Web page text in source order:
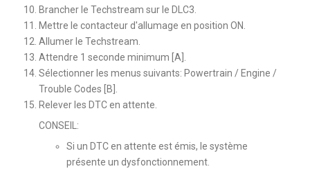
Brancher le Techstream sur le DLC3.
Mettre le contacteur d'allumage en position ON.
Allumer le Techstream.
Attendre 1 seconde minimum [A].
Sélectionner les menus suivants: Powertrain / Engine /
Trouble Codes [B].
Relever les DTC en attente.
CONSEIL:
Si un DTC en attente est émis, le système
présente un dysfonctionnement.